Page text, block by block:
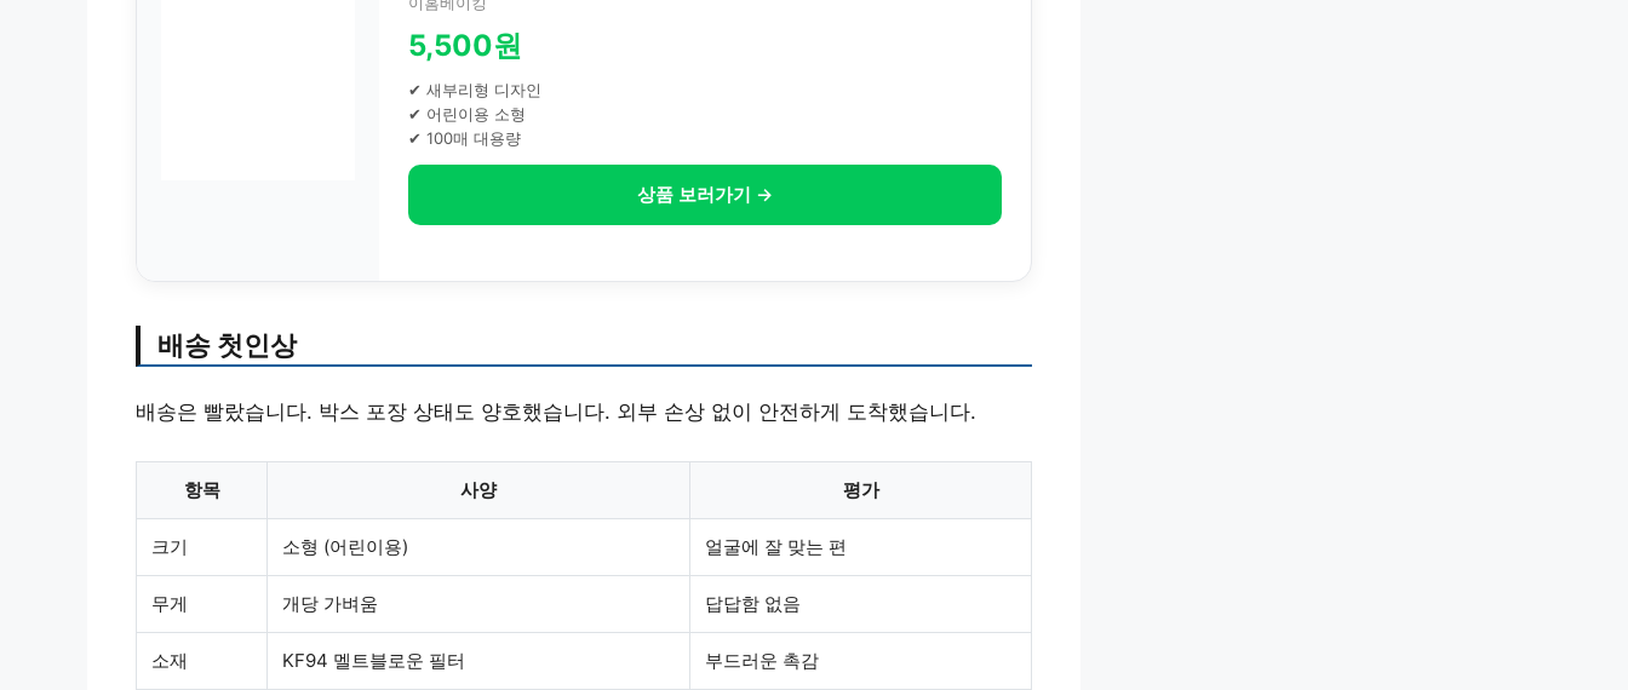
5,500원
✔ 새부리형 디자인
✔ 어린이용 소형
✔ 100매 대용량
상품 보러가기 →
배송 첫인상
배송은 빨랐습니다. 박스 포장 상태도 양호했습니다. 외부 손상 없이 안전하게 도착했습니다.
항목 사양 평가
크기 소형 (어린이용) 얼굴에 잘 맞는 편
무게 개당 가벼움 답답함 없음
소재 KF94 멜트블로운 필터 부드러운 촉감